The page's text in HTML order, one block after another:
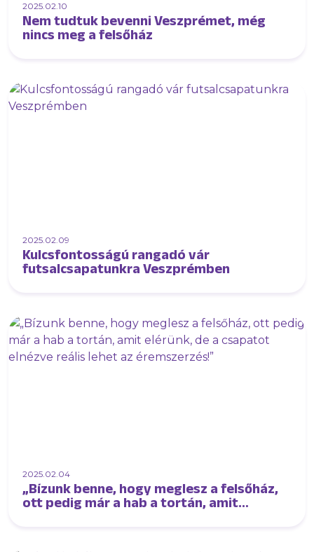
2025.02.10
Nem tudtuk bevenni Veszprémet, még
nincs meg a felsőház
2025.02.09
Kulcsfontosságú rangadó vár
futsalcsapatunkra Veszprémben
2025.02.04
„Bízunk benne, hogy meglesz a felsőház,
ott pedig már a hab a tortán, amit